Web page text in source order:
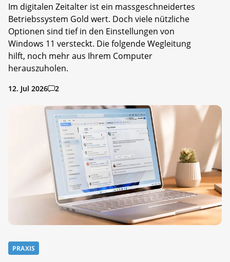
Im digitalen Zeitalter ist ein massgeschneidertes
Betriebssystem Gold wert. Doch viele nützliche
Optionen sind tief in den Einstellungen von
Windows 11 versteckt. Die folgende Wegleitung
hilft, noch mehr aus Ihrem Computer
herauszuholen.
12. Jul 2026 2
PRAXIS